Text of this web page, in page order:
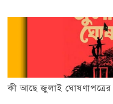
কী আছে জুলাই